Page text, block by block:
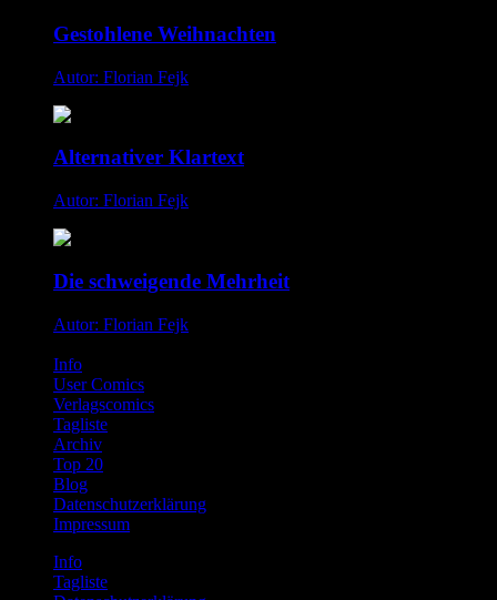
Gestohlene Weihnachten
Autor: Florian Fejk
Alternativer Klartext
Autor: Florian Fejk
Die schweigende Mehrheit
Autor: Florian Fejk
Info
User Comics
Verlagscomics
Tagliste
Archiv
Top 20
Blog
Datenschutzerklärung
Impressum
Info
Tagliste